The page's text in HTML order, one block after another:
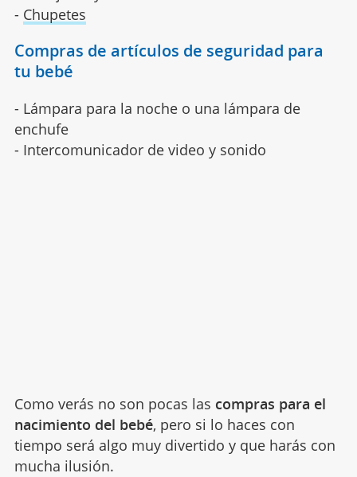
- Chupetes
Compras de artículos de seguridad para
tu bebé
- Lámpara para la noche o una lámpara de
enchufe
- Intercomunicador de video y sonido
Como verás no son pocas las compras para el
nacimiento del bebé, pero si lo haces con
tiempo será algo muy divertido y que harás con
mucha ilusión.